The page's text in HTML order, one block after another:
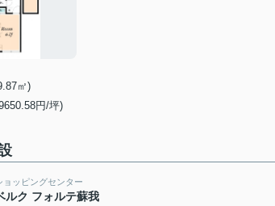
㎡)
円/坪)
ョッピングセンター
ルク フォルテ蘇我